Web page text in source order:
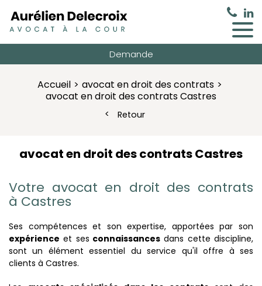
Demande
Accueil
avocat en droit des contrats
avocat en droit des contrats Castres
Retour
avocat en droit des contrats Castres
Votre avocat en droit des contrats
à Castres
Ses compétences et son expertise, apportées par son
expérience et ses connaissances dans cette discipline,
sont un élément essentiel du service qu'il offre à ses
clients à Castres.